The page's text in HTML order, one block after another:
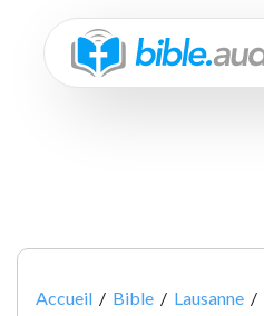
Accueil / Bible / Lausanne /